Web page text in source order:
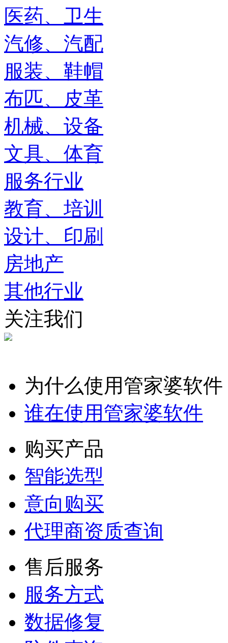
医药、卫生
汽修、汽配
服装、鞋帽
布匹、皮革
机械、设备
文具、体育
服务行业
教育、培训
设计、印刷
房地产
其他行业
关注我们
为什么使用管家婆软件
谁在使用管家婆软件
购买产品
智能选型
意向购买
代理商资质查询
售后服务
服务方式
数据修复